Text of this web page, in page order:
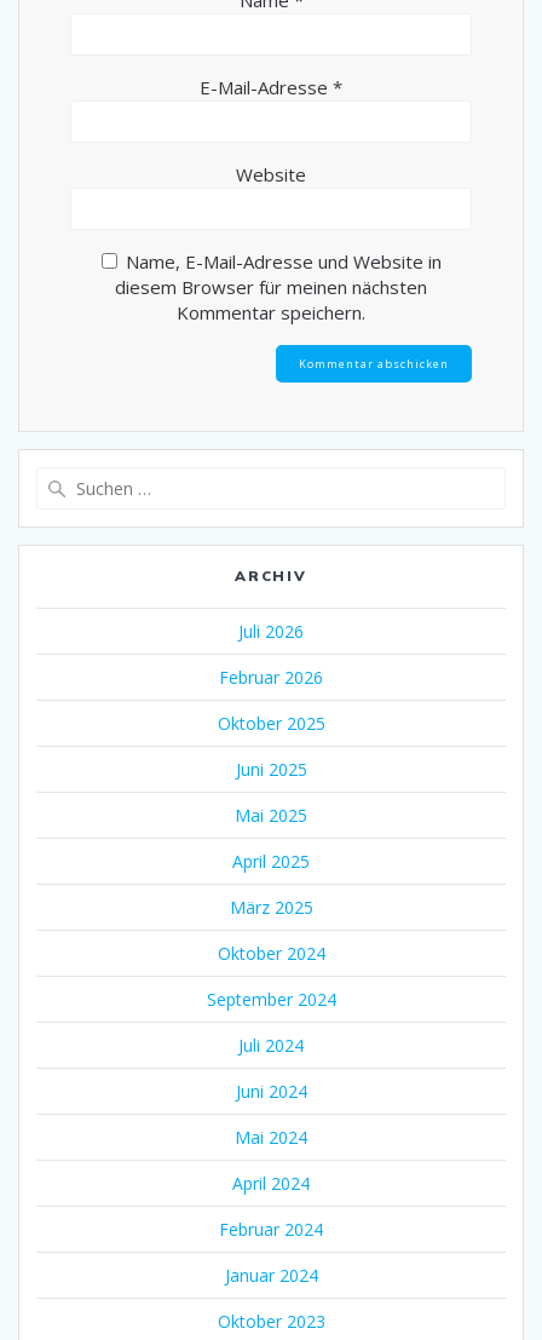
E-Mail-Adresse *
Website
Name, E-Mail-Adresse und Website in
diesem Browser für meinen nächsten
Kommentar speichern.
ARCHIV
Juli 2026
Februar 2026
Oktober 2025
Juni 2025
Mai 2025
April 2025
März 2025
Oktober 2024
September 2024
Juli 2024
Juni 2024
Mai 2024
April 2024
Februar 2024
Januar 2024
Oktober 2023